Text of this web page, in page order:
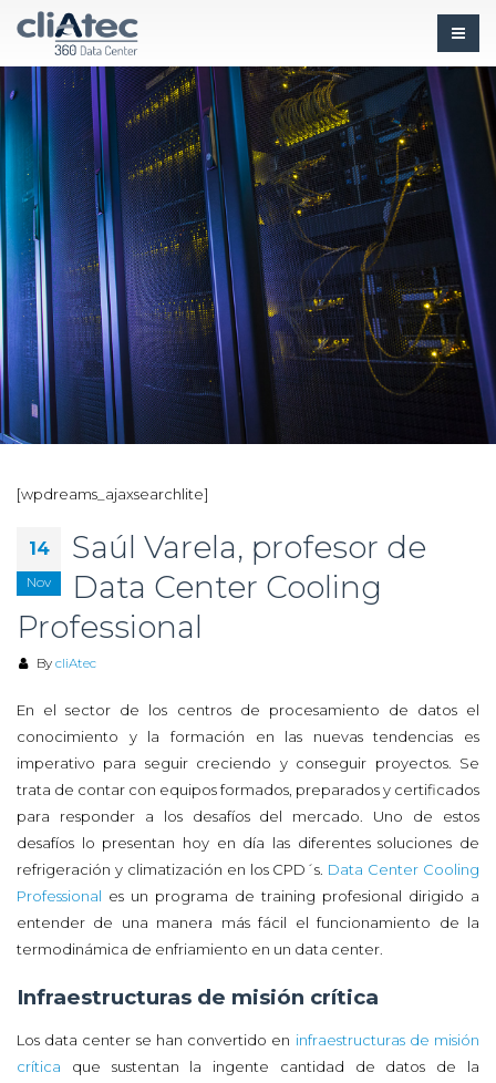
[wpdreams_ajaxsearchlite]
14
Nov
Saúl Varela, profesor de
Data Center Cooling
Professional
By cliAtec
En el sector de los centros de procesamiento de datos el
conocimiento y la formación en las nuevas tendencias es
imperativo para seguir creciendo y conseguir proyectos. Se
trata de contar con equipos formados, preparados y certificados
para responder a los desafíos del mercado. Uno de estos
desafíos lo presentan hoy en día las diferentes soluciones de
refrigeración y climatización en los CPD´s. Data Center Cooling
Professional es un programa de training profesional dirigido a
entender de una manera más fácil el funcionamiento de la
termodinámica de enfriamiento en un data center.
Infraestructuras de misión crítica
Los data center se han convertido en infraestructuras de misión
crítica que sustentan la ingente cantidad de datos de la